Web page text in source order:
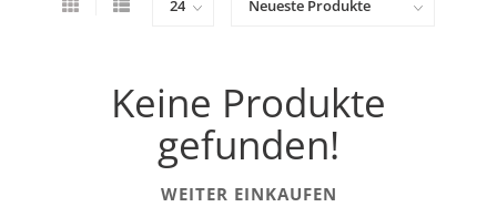
Keine Produkte
gefunden!
WEITER EINKAUFEN